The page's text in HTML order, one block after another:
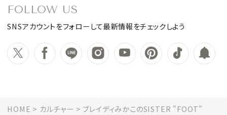
FOLLOW US
SNSアカウントをフォローして最新情報をチェックしよう
HOME カルチャー
ブレイディみかこのSISTER "FOOT"